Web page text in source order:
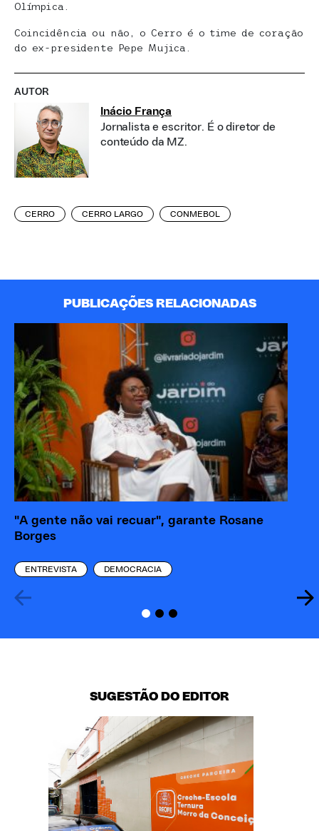
Olímpica.
Coincidência ou não, o Cerro é o time de coração
do ex-presidente Pepe Mujica.
AUTOR
Inácio França
Jornalista e escritor. É o diretor de
conteúdo da MZ.
CERRO CERRO LARGO CONMEBOL
PUBLICAÇÕES RELACIONADAS
"A gente não vai recuar", garante Rosane
Borges
ENTREVISTA DEMOCRACIA
SUGESTÃO DO EDITOR